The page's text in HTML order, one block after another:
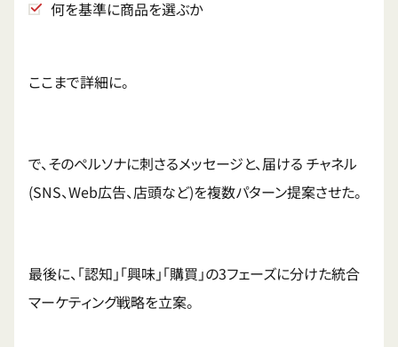
何を基準に商品を選ぶか
ここまで詳細に。
で、そのペルソナに刺さるメッセージと、届ける チャネル
(SNS、Web広告、店頭など)を複数パターン提案させた。
最後に、「認知」「興味」「購買」の3フェーズに分けた統合
マーケティング戦略を立案。